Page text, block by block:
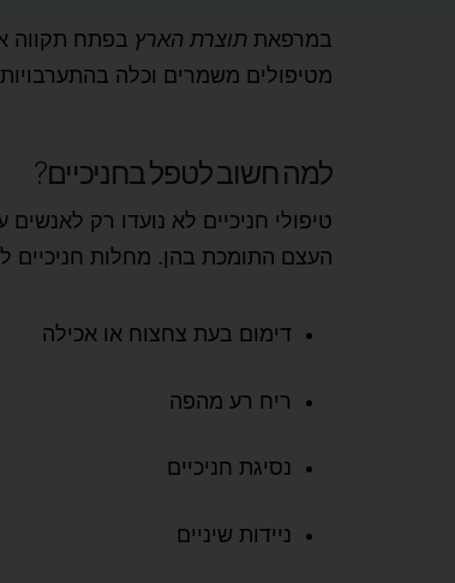
במרפאת תוצרת הארץ בפתח תקווה
מטיפולים משמרים וכלה
למה חשוב לטפל בחניכיים?
טיפולי חניכיים לא נועדו רק
העצם התומכת בהן. מחלות חניכיים
דימום בעת צחצוח או אכילה
ריח רע מהפה
נסיגת חניכיים
ניידות שיניים